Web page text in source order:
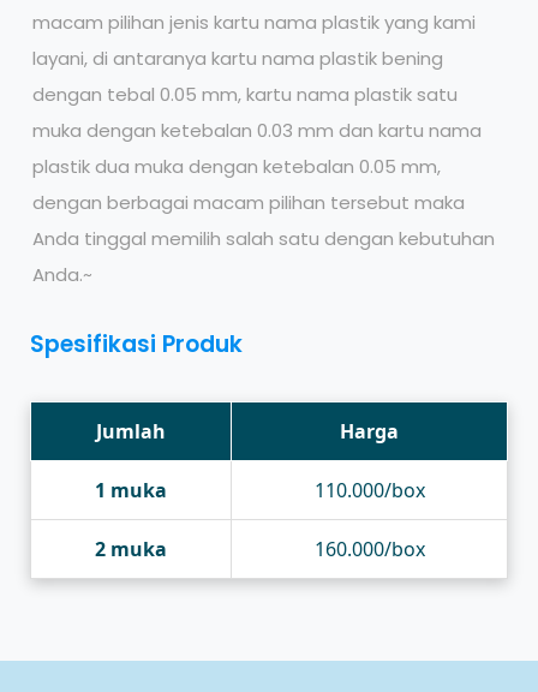
macam pilihan jenis kartu nama plastik yang kami
layani, di antaranya kartu nama plastik bening
dengan tebal 0.05 mm, kartu nama plastik satu
muka dengan ketebalan 0.03 mm dan kartu nama
plastik dua muka dengan ketebalan 0.05 mm,
dengan berbagai macam pilihan tersebut maka
Anda tinggal memilih salah satu dengan kebutuhan
Anda.~
Spesifikasi Produk
Jumlah Harga
1 muka 110.000/box
2 muka 160.000/box